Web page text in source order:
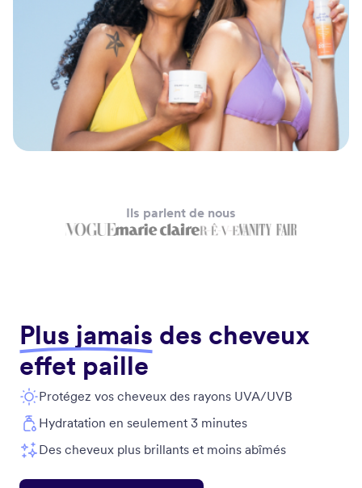
Ils parlent de nous
Plus jamais des cheveux
effet paille
Protégez vos cheveux des rayons UVA/UVB
Hydratation en seulement 3 minutes
Des cheveux plus brillants et moins abîmés